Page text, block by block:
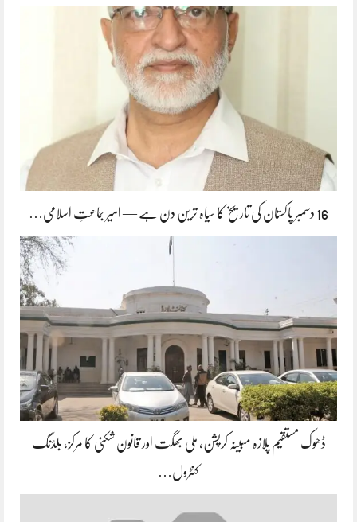
16 دسمبر پاکستان کی تاریخ کا سیاہ ترین دن ہے — امیر جماعتِ اسلامی…
ڈھوک مستقیم پلازہ مبینہ کرپشن، ملی بھگت اور قانون شکنی کا مرکز، بلڈنگ
کنٹرول…